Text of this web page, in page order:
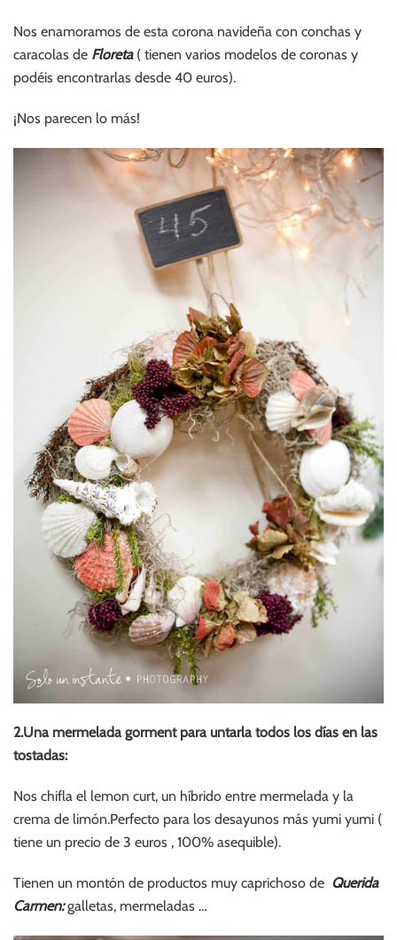
Nos enamoramos de esta corona navideña con conchas y
caracolas de Floreta ( tienen varios modelos de coronas y
podéis encontrarlas desde 40 euros).
¡Nos parecen lo más!
2.Una mermelada gorment para untarla todos los días en las
tostadas:
Nos chifla el lemon curt, un híbrido entre mermelada y la
crema de limón.Perfecto para los desayunos más yumi yumi (
tiene un precio de 3 euros , 100% asequible).
Tienen un montón de productos muy caprichoso de Querida
Carmen:galletas, mermeladas …